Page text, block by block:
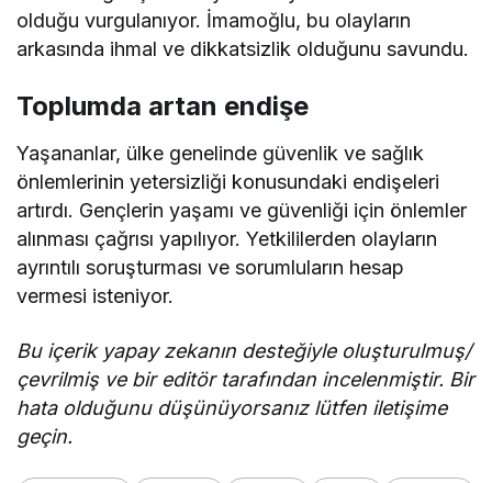
olduğu vurgulanıyor. İmamoğlu, bu olayların
arkasında ihmal ve dikkatsizlik olduğunu savundu.
Toplumda artan endişe
Yaşananlar, ülke genelinde güvenlik ve sağlık
önlemlerinin yetersizliği konusundaki endişeleri
artırdı. Gençlerin yaşamı ve güvenliği için önlemler
alınması çağrısı yapılıyor. Yetkililerden olayların
ayrıntılı soruşturması ve sorumluların hesap
vermesi isteniyor.
Bu içerik yapay zekanın desteğiyle oluşturulmuş/
çevrilmiş ve bir editör tarafından incelenmiştir. Bir
hata olduğunu düşünüyorsanız lütfen iletişime
geçin.